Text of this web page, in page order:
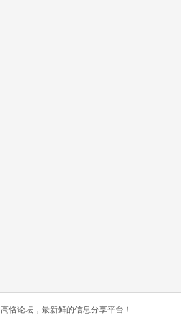
高恪论坛，最新鲜的信息分享平台！